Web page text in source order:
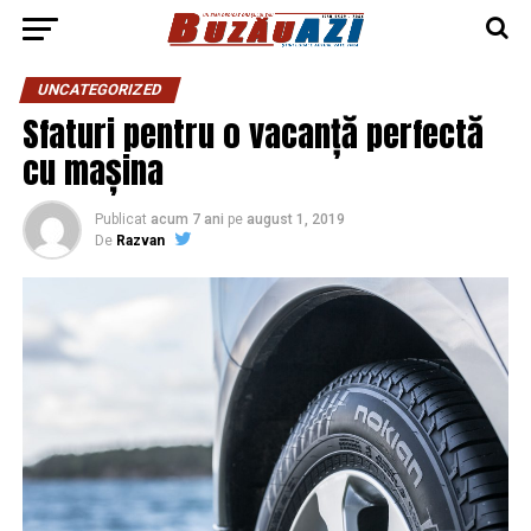
UNCATEGORIZED
Sfaturi pentru o vacanță perfectă
cu mașina
Publicat acum 7 ani pe august 1, 2019
De Razvan